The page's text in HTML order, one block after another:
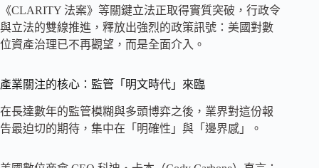
《CLARITY 法案》等關鍵立法正取得實質突破，行政令
與立法的雙線推進，釋放出強烈的政策訊號：美國對數
位資產治理已不再觀望，而是全面介入。
產業關注的核心：監管「明文時代」來臨
在長達數年的監管模糊與多頭博弈之後，業界對這份報
告最迫切的期待，集中在「明確性」與「邊界感」。